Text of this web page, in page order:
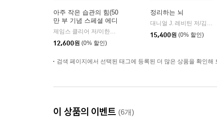
아주 작은 습관의 힘(50
만 부 기념 스페셜 에디
션)
제임스 클리어 저/이한이 역
비즈니스북스
12,600원 (0% 할인)
정리하는 뇌
대니얼 J. 레비틴 저/김성훈 역
15,400원 (0% 할인)
검색 페이지에서 선택된 태그에 등록된 더 많은 상품을 확인해
이 상품의 이벤트 (6개)